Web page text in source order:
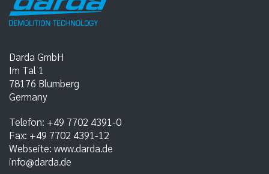
Darda GmbH
Im Tal 1
78176 Blumberg
Germany
Telefon: +49 7702 4391-0
Fax: +49 7702 4391-12
Webseite: www.darda.de
info@darda.de